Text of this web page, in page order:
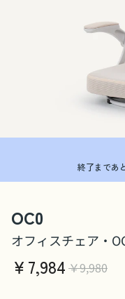
終了まであと
OC0
オフィスチェア・
￥ 7,984 ￥9,980